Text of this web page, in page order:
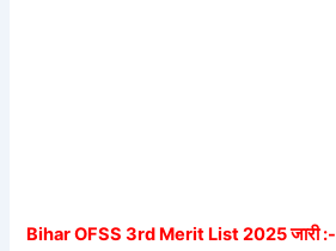
Bihar OFSS 3rd Merit List 2025 जारी :-